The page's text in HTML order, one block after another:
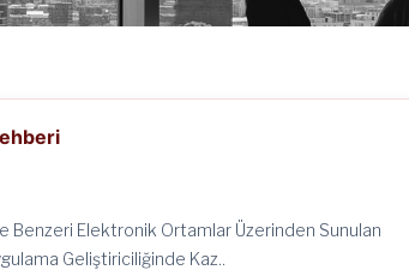
Benzeri Elektronik Ortamlar Üzerinden Sunulan
Geliştiriciliğinde Kaz..